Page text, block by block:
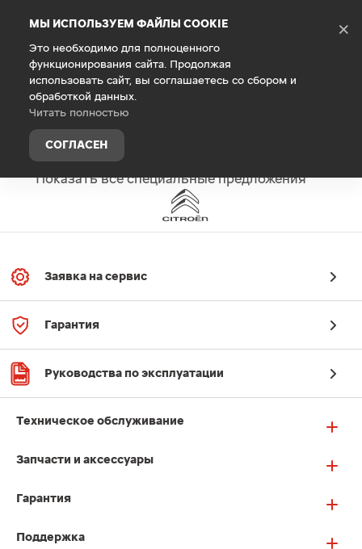
МЫ ИСПОЛЬЗУЕМ ФАЙЛЫ COOKIE
Это необходимо для полноценного
функционирования сайта. Продолжая
использовать сайт, вы соглашаетесь со сбором и
обработкой данных.
Читать полностью
СОГЛАСЕН
×
Специальные предложения
Специальные предложения с указанными
параметрами не найдены.
Показать все специальные предложения
Заявка на сервис
Гарантия
Руководства по эксплуатации
Техническое обслуживание
Запчасти и аксессуары
Гарантия
Поддержка